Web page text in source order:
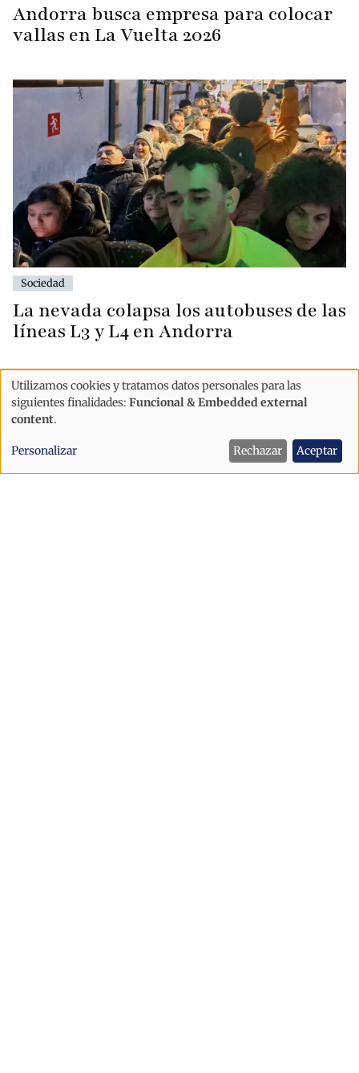
Andorra busca empresa para colocar
vallas en La Vuelta 2026
Sociedad
La nevada colapsa los autobuses de las
líneas L3 y L4 en Andorra
Uso
de
datos
personales
Utilizamos cookies y tratamos datos personales para las
siguientes finalidades: Funcional & Embedded external
content.
Personalizar Rechazar Aceptar